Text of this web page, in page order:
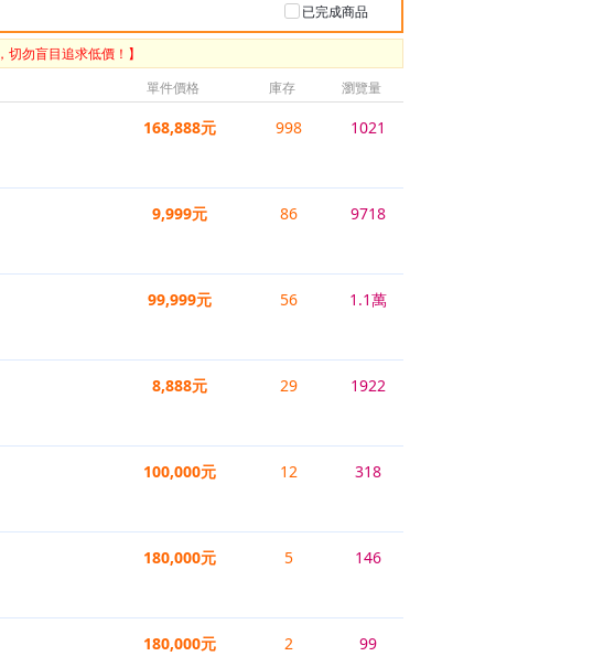
已完成商品
勿盲目追求低價！】
單件價格 庫存 瀏覽量
168,888元 998 1021
9,999元 86 9718
99,999元 56 1.1萬
8,888元 29 1922
100,000元 12 318
180,000元 5 146
180,000元 2 99